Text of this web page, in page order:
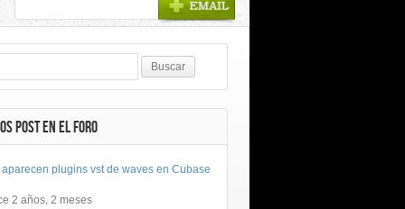
POST EN EL FORO
aparecen plugins vst de waves en Cubase
2 años, 2 meses